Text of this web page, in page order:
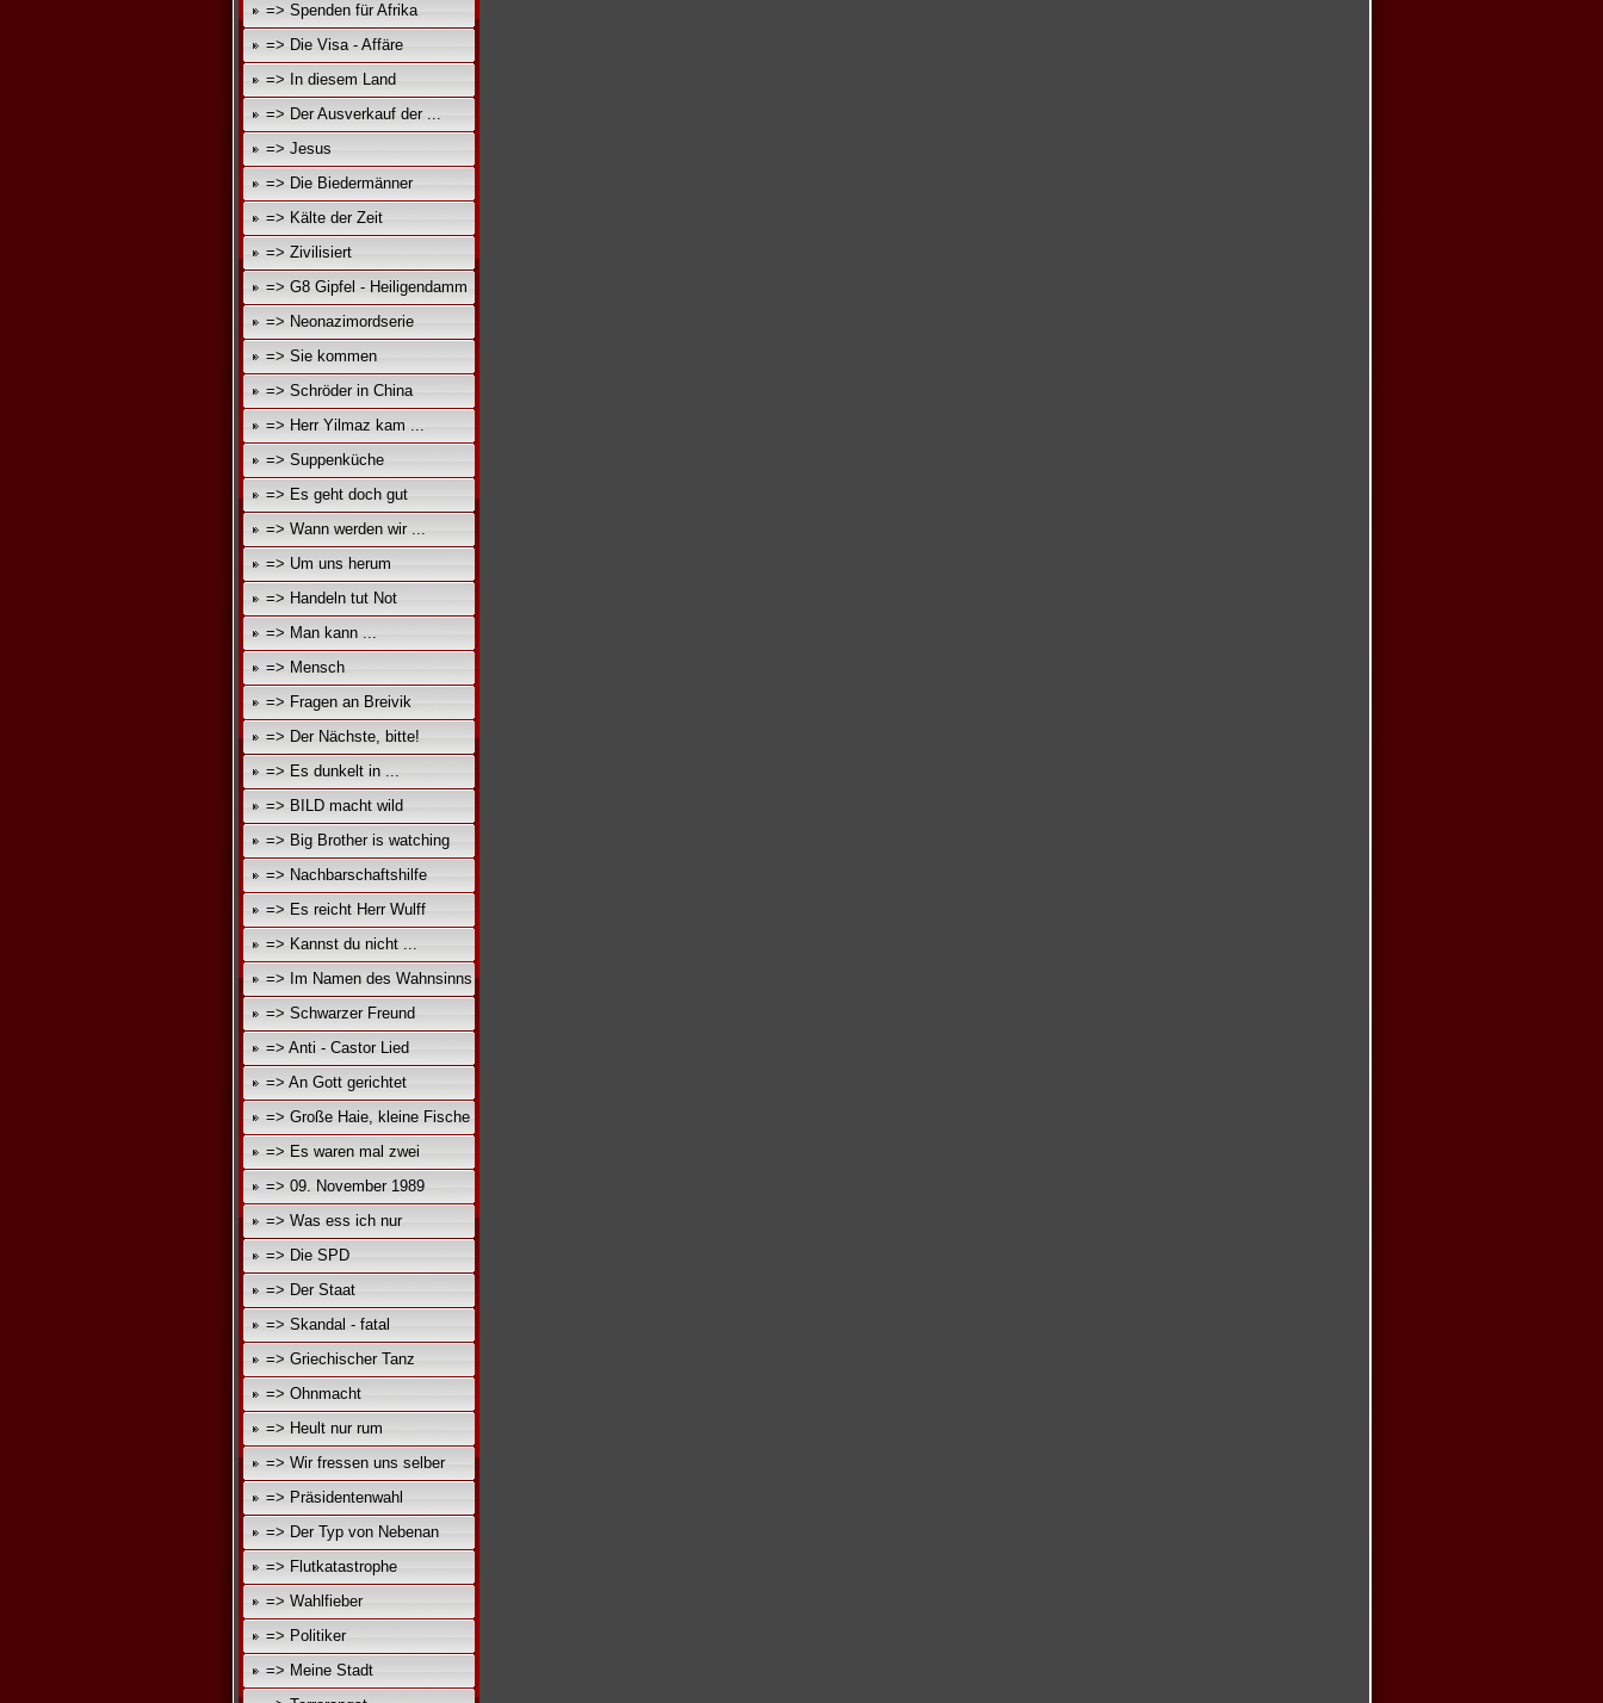
=> Spenden für Afrika
=> Die Visa - Affäre
=> In diesem Land
=> Der Ausverkauf der ...
=> Jesus
=> Die Biedermänner
=> Kälte der Zeit
=> Zivilisiert
=> G8 Gipfel - Heiligendamm
=> Neonazimordserie
=> Sie kommen
=> Schröder in China
=> Herr Yilmaz kam ...
=> Suppenküche
=> Es geht doch gut
=> Wann werden wir ...
=> Um uns herum
=> Handeln tut Not
=> Man kann ...
=> Mensch
=> Fragen an Breivik
=> Der Nächste, bitte!
=> Es dunkelt in ...
=> BILD macht wild
=> Big Brother is watching
=> Nachbarschaftshilfe
=> Es reicht Herr Wulff
=> Kannst du nicht ...
=> Im Namen des Wahnsinns
=> Schwarzer Freund
=> Anti - Castor Lied
=> An Gott gerichtet
=> Große Haie, kleine Fische
=> Es waren mal zwei
=> 09. November 1989
=> Was ess ich nur
=> Die SPD
=> Der Staat
=> Skandal - fatal
=> Griechischer Tanz
=> Ohnmacht
=> Heult nur rum
=> Wir fressen uns selber
=> Präsidentenwahl
=> Der Typ von Nebenan
=> Flutkatastrophe
=> Wahlfieber
=> Politiker
=> Meine Stadt